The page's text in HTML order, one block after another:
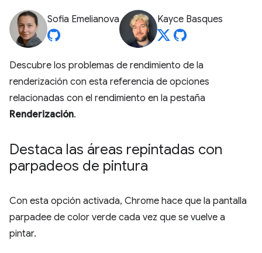
Sofia Emelianova Kayce Basques
Descubre los problemas de rendimiento de la
renderización con esta referencia de opciones
relacionadas con el rendimiento en la pestaña
Renderización.
Destaca las áreas repintadas con
parpadeos de pintura
Con esta opción activada, Chrome hace que la pantalla
parpadee de color verde cada vez que se vuelve a
pintar.